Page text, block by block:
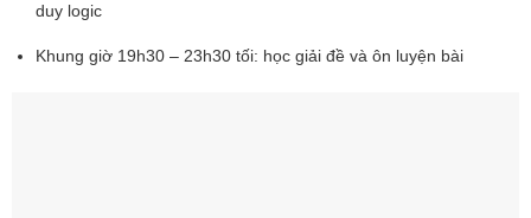
duy logic
Khung giờ 19h30 – 23h30 tối: học giải đề và ôn luyện bài